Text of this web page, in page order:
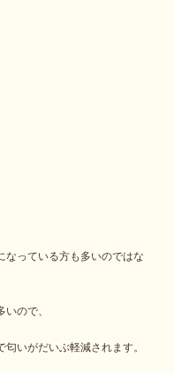
なっている方も多いのではな
ので、
いがだいぶ軽減されます。